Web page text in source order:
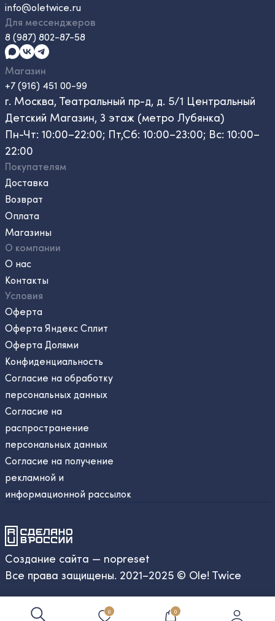
0 0
info@oletwice.ru
Для мессенджеров
8 (987) 802-87-58
Магазин
+7 (916) 451 00-99
г. Москва, Театральный пр-д, д. 5/1 Центральный
Детский Магазин, 3 этаж (метро Лубянка)
Пн-Чт: 10:00–22:00; Пт,Сб: 10:00–23:00; Вс: 10:00–
22:00
Покупателям
Доставка
Возврат
Оплата
Магазины
О компании
О нас
Контакты
Условия
Оферта
Оферта Яндекс Сплит
Оферта Долями
Конфиденциальность
Согласие на обработку
персональных данных
Согласие на
распространение
персональных данных
Согласие на получение
рекламной и
информационной рассылок
Создание сайта — nopreset
Все права защищены. 2021–2025 © Ole! Twice